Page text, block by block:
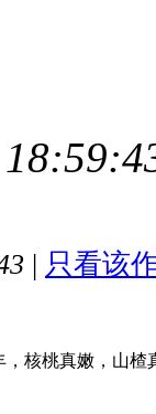
| 只看该
核桃真嫩，山楂